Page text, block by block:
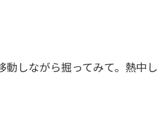
しながら掘ってみて。熱中し